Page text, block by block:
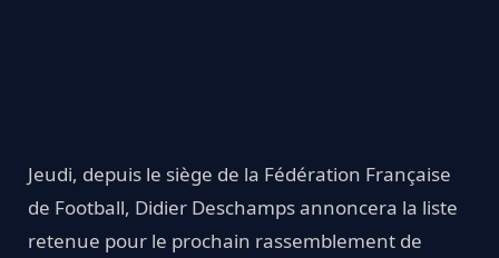
Jeudi, depuis le siège de la Fédération Française
de Football, Didier Deschamps annoncera la liste
retenue pour le prochain rassemblement de